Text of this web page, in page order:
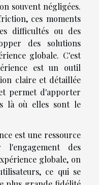
souvent négligées.
ces moments
difficultés ou des
des solutions
globale. C'est
est un outil
claire et détaillée
permet d'apporter
là où elles sont le
est une ressource
l'engagement des
globale, on
ce qui se